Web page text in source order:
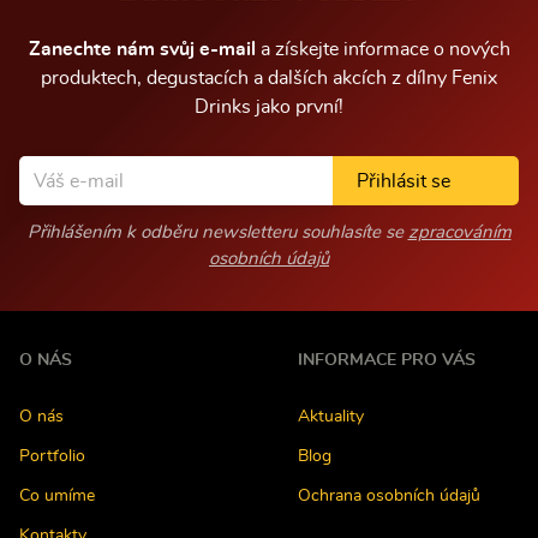
Zanechte nám svůj e-mail
a získejte informace o nových
produktech, degustacích a dalších akcích z dílny Fenix
Drinks jako první!
Přihlásit se
Přihlášením k odběru newsletteru souhlasíte se zpracováním
osobních údajů
O NÁS
O nás
Portfolio
Co umíme
INFORMACE PRO VÁS
Aktuality
Blog
Ochrana osobních údajů